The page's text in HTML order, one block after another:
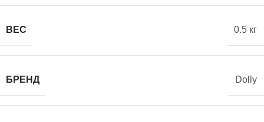
ВЕС 0.5 кг
БРЕНД Dolly